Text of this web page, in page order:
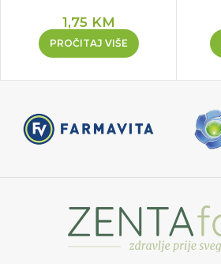
1,75 KM
PROČITAJ VIŠE